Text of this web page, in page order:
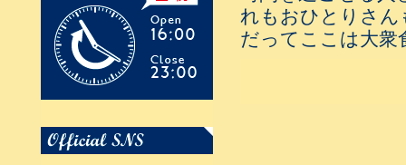
れもおひとりさん
だってここは大衆